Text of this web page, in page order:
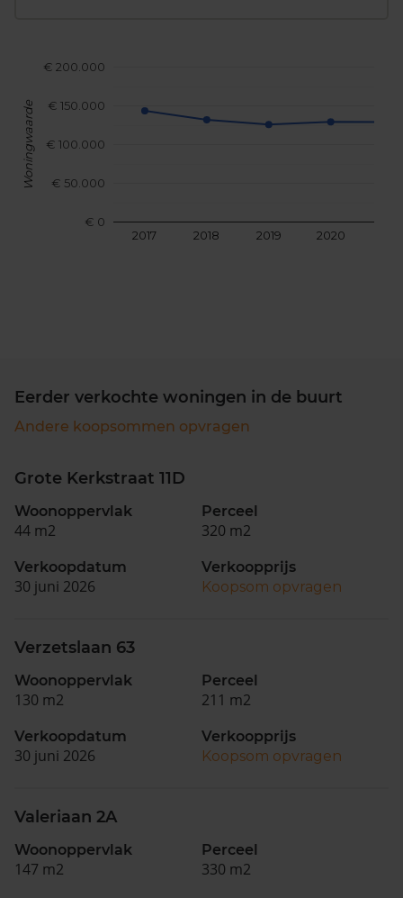
2017 2018 2019 2020
€ 0
€ 50.000
€ 100.000
€ 150.000
€ 200.000
Woningwaarde
Eerder verkochte woningen in de buurt
Andere koopsommen opvragen
Grote Kerkstraat 11D
Woonoppervlak
44 m2
Perceel
320 m2
Verkoopdatum
30 juni 2026
Verkoopprijs
Koopsom opvragen
Verzetslaan 63
Woonoppervlak
130 m2
Perceel
211 m2
Verkoopdatum
30 juni 2026
Verkoopprijs
Koopsom opvragen
Valeriaan 2A
Woonoppervlak
147 m2
Perceel
330 m2